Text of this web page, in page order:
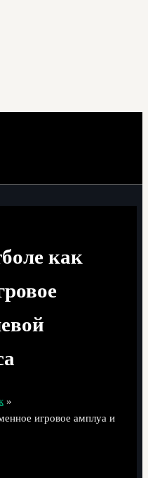
как
игровое амплуа и